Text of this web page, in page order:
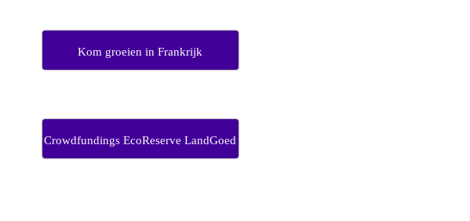
Kom groeien in Frankrijk
Crowdfundings EcoReserve LandGoed